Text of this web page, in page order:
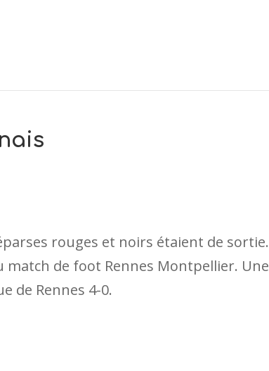
rouges et noirs étaient de sortie.
match de foot Rennes Montpellier. Une
de Rennes 4-0.